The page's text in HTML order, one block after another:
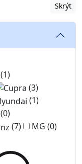
Skrýt
(1)
(3)
(1)
(0)
(7) MG (0)